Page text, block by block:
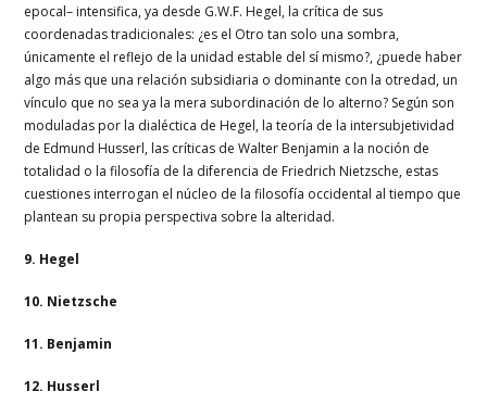
epocal– intensifica, ya desde G.W.F. Hegel, la crítica de sus
coordenadas tradicionales: ¿es el Otro tan solo una sombra,
únicamente el reflejo de la unidad estable del sí mismo?, ¿puede haber
algo más que una relación subsidiaria o dominante con la otredad, un
vínculo que no sea ya la mera subordinación de lo alterno? Según son
moduladas por la dialéctica de Hegel, la teoría de la intersubjetividad
de Edmund Husserl, las críticas de Walter Benjamin a la noción de
totalidad o la filosofía de la diferencia de Friedrich Nietzsche, estas
cuestiones interrogan el núcleo de la filosofía occidental al tiempo que
plantean su propia perspectiva sobre la alteridad.
9. Hegel
10. Nietzsche
11. Benjamin
12. Husserl